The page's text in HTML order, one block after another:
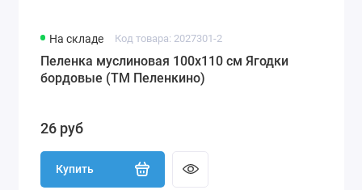
На складе Код товара: 2027301-2
Пеленка муслиновая 100х110 см Ягодки
бордовые (ТМ Пеленкино)
26 руб
Купить